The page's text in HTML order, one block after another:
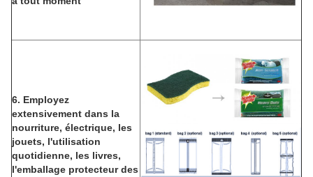
6. Employez
extensivement dans la
nourriture, électrique, les
jouets, l'utilisation
quotidienne, les livres,
l'emballage protecteur des